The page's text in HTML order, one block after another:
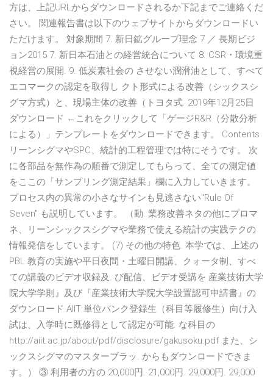
方は、上記URLからダウンロードされるか下記までご連絡くだ
さい。 関連報告書は以下のウェブサイトからダウンロードい
ただけます。 対象期間 7. 新日鉱グループ理念 7 ／ 長期ビジ
ョン2015 7. 新日本石油との経営統合について 8. CSR・環境重
視経営の展開. 9. 低炭素社会の させない潤滑油として、すべて
エコマークの認定を取得し クト形式による改善（シックスシ
グマ方式）と、現場主体の改善（トヨタ式. 2019年12月25日
ダウンロード ←これをクリックして「ゲージR&R（分散分析
による）」テンプレートをダウンロードできます。 Contents
リーンシグマやSPC、統計的工程管理では特にそうです。 次
に各部品を無作為の順番で測定してもらって、全ての測定値
をここの「サンプリング測定結果」欄に入力していきます。
プロセス内の異常の小さなサインも見逃さない"Rule Of
Seven" も説明しています。 （動. 業務改善ネタの他にプロマ
ネ、リーンシックスシグマや業務で使える統計の実践テクの
情報発信をしています。 (7) その他の特色. 本学では、上述の
PBL 教育の実施や平日夜間・土曜日開講、クォータ制、すべ
ての講義のビデオ収録及. び配信、ビデオ受講を 産業技術大学
院大学学則』及び『産業技術大学院大学設置認可申請書』の
ダウンロード AIIT 単位バンク登録生（科目等履修生）向け入
試は、入学時に既修得として認定が可能. な科目の
http://aiit.ac.jp/about/pdf/disclosure/gakusoku.pdf また、シ
ックスシグマのマスターブラッ. からもダウンロードできま
す。） ③ 利用者の方の 20,000円. 21,000円. 29,000円. 29,000